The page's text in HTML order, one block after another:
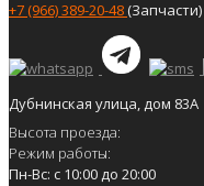
+7 (966) 389-20-48(Запчасти)
Дубнинская улица, дом 83А
Высота проезда:
Режим работы:
Пн-Вс: с 10:00 до 20:00